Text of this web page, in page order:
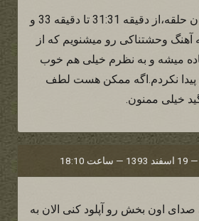
توی نسخه دوبله یاران حلقه،از دقیقه 31:31 تا دقیقه 33 و
تا دقیقه 39 یه آهنگ وحشتناکی رو میشنویم که از
میشه و به نظرم خیلی هم خوب
نکردم.اگه ممکن هست لطف
خیلی ممنون.
— 19 اسفند 1393 — ساعت 18:10
اون بخش رو آپلود کنی الان به